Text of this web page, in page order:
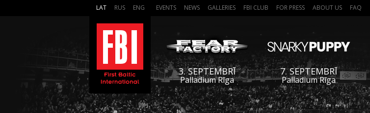
LAT RUS ENG EVENTS NEWS GALLERIES FBI CLUB FOR PRESS ABOUT US FAQ
3. SEPTEMBRĪ
Palladium Rīga
7. SEPTEMBRĪ
Palladium Rīga